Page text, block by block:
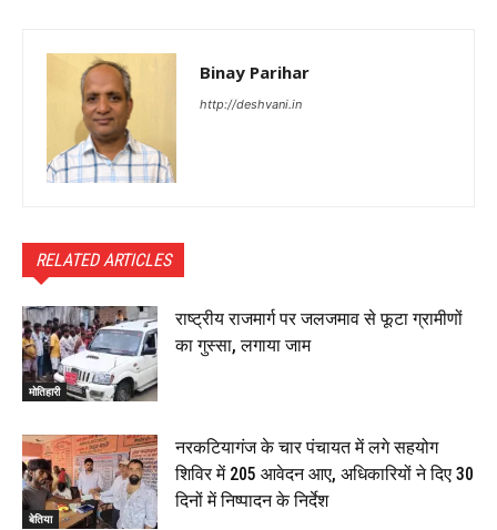
Binay Parihar
http://deshvani.in
RELATED ARTICLES
मोतिहारी
राष्ट्रीय राजमार्ग पर जलजमाव से फूटा ग्रामीणों
का गुस्सा, लगाया जाम
बेतिया
नरकटियागंज के चार पंचायत में लगे सहयोग
शिविर में 205 आवेदन आए, अधिकारियों ने दिए 30
दिनों में निष्पादन के निर्देश